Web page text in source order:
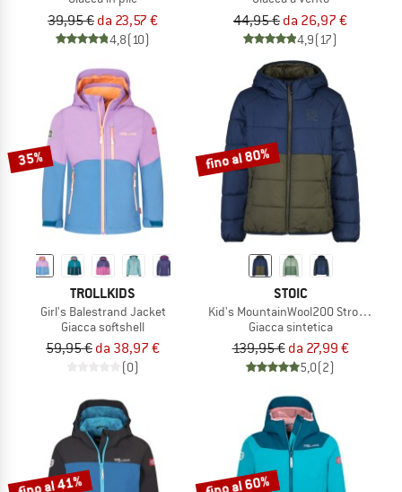
39,95 € da 23,57 €
4,8(10)
44,95 € da 26,97 €
4,9(17)
35%
TROLLKIDS
Girl's Balestrand Jacket
Giacca softshell
59,95 € da 38,97 €
(0)
fino al 80%
STOIC
Kid's MountainWool200 Strobo
Giacca sintetica
139,95 € da 27,99 €
5,0(2)